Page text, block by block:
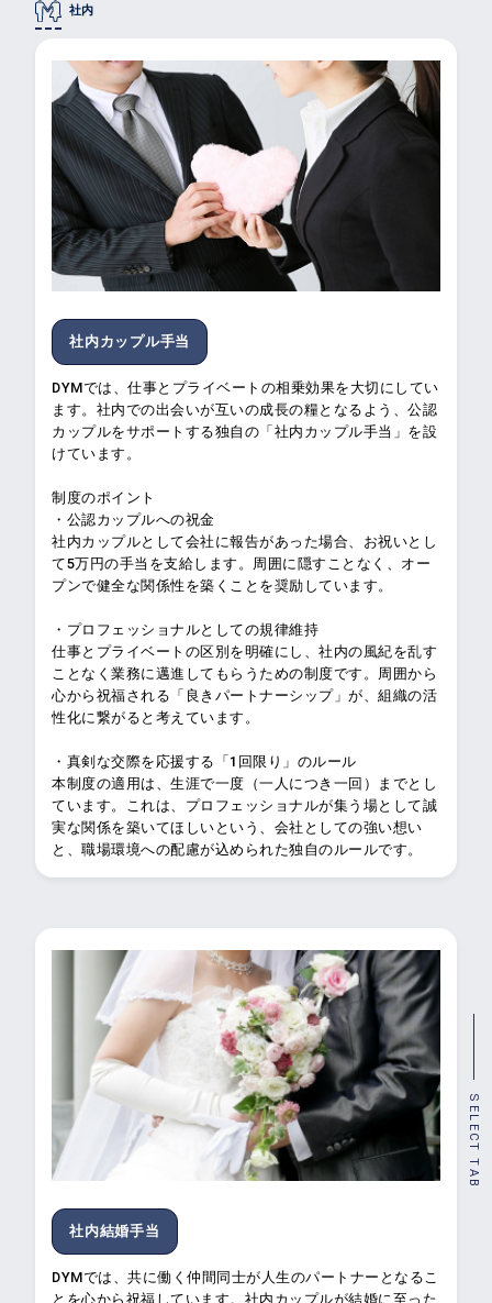
社内
社内カップル手当
DYMでは、仕事とプライベートの相乗効果を大切にしてい
ます。社内での出会いが互いの成長の糧となるよう、公認
カップルをサポートする独自の「社内カップル手当」を設
けています。
制度のポイント
・公認カップルへの祝金
社内カップルとして会社に報告があった場合、お祝いとし
て5万円の手当を支給します。周囲に隠すことなく、オー
プンで健全な関係性を築くことを奨励しています。
・プロフェッショナルとしての規律維持
仕事とプライベートの区別を明確にし、社内の風紀を乱す
ことなく業務に邁進してもらうための制度です。周囲から
心から祝福される「良きパートナーシップ」が、組織の活
性化に繋がると考えています。
・真剣な交際を応援する「1回限り」のルール
本制度の適用は、生涯で一度（一人につき一回）までとし
ています。これは、プロフェッショナルが集う場として誠
実な関係を築いてほしいという、会社としての強い想い
と、職場環境への配慮が込められた独自のルールです。
社内結婚手当
DYMでは、共に働く仲間同士が人生のパートナーとなるこ
とを心から祝福しています。社内カップルが結婚に至った
SELECT TAB